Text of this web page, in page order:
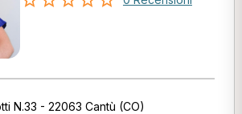
N.33 - 22063 Cantù (CO)